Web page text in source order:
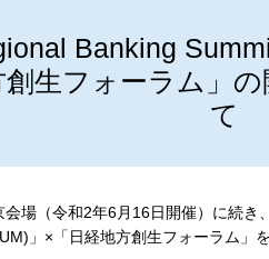
Banking
生フォーラム」
て
場（令和2年6月16日開催）に続き
」×「日経地方創生フォーラム」